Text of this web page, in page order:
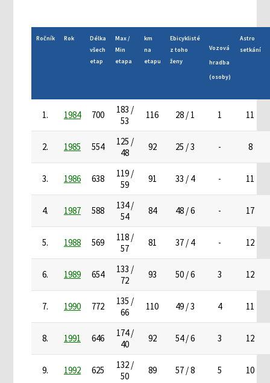
Ročník Rok
Délka
všech
etap
Max /
Min
etapa
km
na
etapu
Ebicyklisté
z toho
ženy
Vozová
hradba
(osoby)
Astro
setkání
1. 1984 700
183 /
53
116 28 / 1 1 11
2. 1985 554
125 /
48
92 25 / 3 - 8
3. 1986 638
119 /
59
91 33 / 4 - 11
4. 1987 588
134 /
54
84 48 / 6 - 17
5. 1988 569
118 /
57
81 37 / 4 - 12
6. 1989 654
133 /
72
93 50 / 6 3 12
7. 1990 772
135 /
66
110 49 / 3 4 11
8. 1991 646
174 /
40
92 54 / 6 3 12
9. 1992 625
132 /
50
89 57 / 8 5 10